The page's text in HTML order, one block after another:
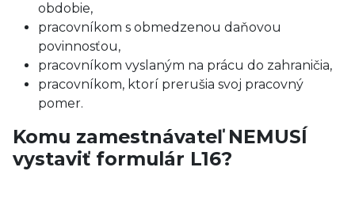
obdobie,
pracovníkom s obmedzenou daňovou
povinnosťou,
pracovníkom vyslaným na prácu do zahraničia,
pracovníkom, ktorí prerušia svoj pracovný
pomer.
Komu zamestnávateľ NEMUSÍ
vystaviť formulár L16?